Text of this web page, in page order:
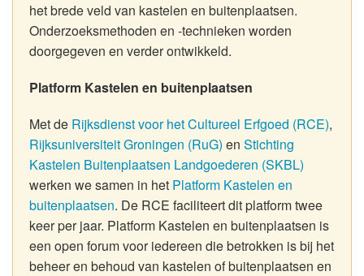
het brede veld van kastelen en buitenplaatsen.
Onderzoeksmethoden en -technieken worden
doorgegeven en verder ontwikkeld.
Platform Kastelen en buitenplaatsen
Met de Rijksdienst voor het Cultureel Erfgoed (RCE),
Rijksuniversiteit Groningen (RuG) en Stichting
Kastelen Buitenplaatsen Landgoederen (SKBL)
werken we samen in het Platform Kastelen en
buitenplaatsen. De RCE faciliteert dit platform twee
keer per jaar. Platform Kastelen en buitenplaatsen is
een open forum voor iedereen die betrokken is bij het
beheer en behoud van kastelen of buitenplaatsen en